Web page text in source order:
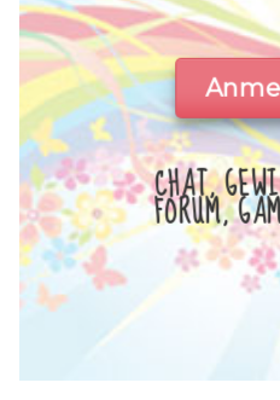
CHAT,
FORUM,